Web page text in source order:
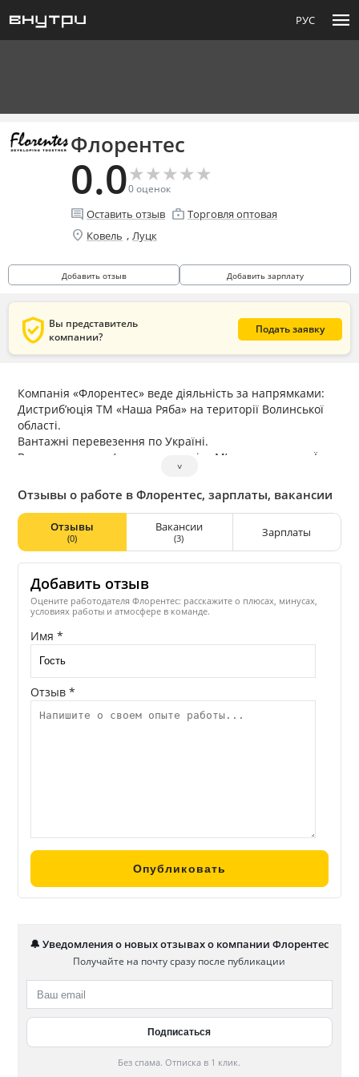
РУС menu
Флорентес
0.0★
★★
★★
★★
★★
★
0оценок
comment Оставить отзыв enterprise Торговля оптовая
location_on Ковель , Луцк
Добавить отзыв Добавить зарплату
verified_user Вы представитель
компании?
Подать заявку
Компанія «Флорентес» веде діяльність за напрямками:
Дистриб’юція ТМ «Наша Ряба» на території Волинської
області.
Вантажні перевезення по Україні.
Власна мережа м’ясних магазинів «М’ясомаркет» та «Їжа
свіжа» у Волинській та Рівненській областях.
˅
Отзывы о работе в Флорентес, зарплаты, вакансии
Отзывы
(0)
Вакансии
(3) Зарплаты
Добавить отзыв
Оцените работодателя Флорентес: расскажите о плюсах, минусах,
условиях работы и атмосфере в команде.
Имя *
Отзыв *
🔔 Уведомления о новых отзывах о компании Флорентес
Получайте на почту сразу после публикации
Без спама. Отписка в 1 клик.